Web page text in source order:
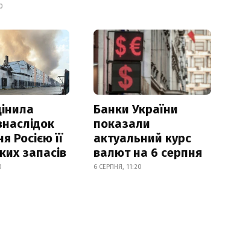
Росією її
запасів
Банки України
показали
актуальний курс
валют на 6 серпня
6 СЕРПНЯ, 11:20